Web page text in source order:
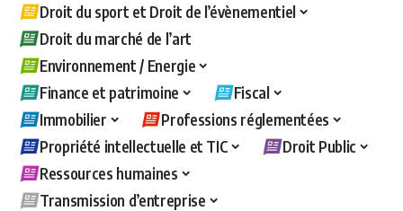
Droit du sport et Droit de l’évènementiel
Droit du marché de l’art
Environnement / Energie
Finance et patrimoine
Fiscal
Immobilier
Professions réglementées
Propriété intellectuelle et TIC
Droit Public
Ressources humaines
Transmission d’entreprise